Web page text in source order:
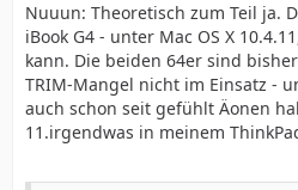
Nuuun: Theoretisch zum Teil ja.
iBook G4 - unter Mac OS X
kann. Die beiden 64er sind
TRIM-Mangel nicht im Einsatz -
auch schon seit gefühlt Äonen
11.irgendwas in meinem